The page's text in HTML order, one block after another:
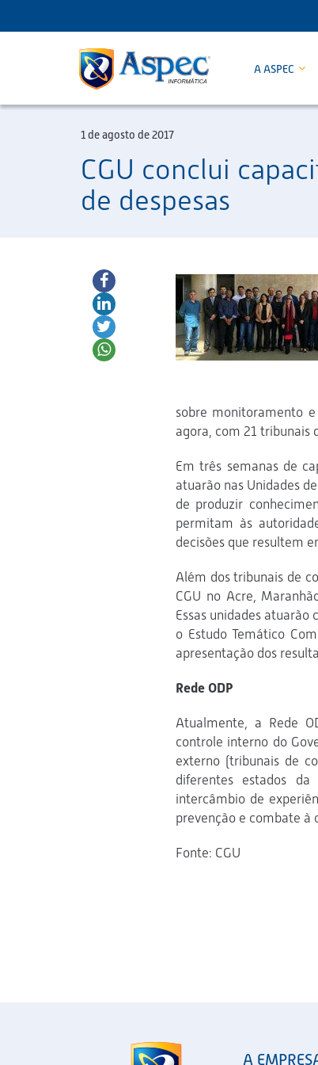
A ASPEC
1 de agosto de 2017
CGU conclui
de despesas
sobre monitoramento
agora, com 21 tribunais
Em três semanas de
atuarão nas Unidades
de produzir
permitam às
decisões que resultem
Além dos tribunais de
CGU no Acre,
Essas unidades atuarão
o Estudo Temático
apresentação dos
Rede ODP
Atualmente, a Rede
controle interno do
externo (tribunais de
diferentes estados
intercâmbio de
prevenção e combate à
Fonte: CGU
A